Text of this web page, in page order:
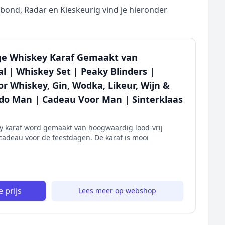
Radar en Kieskeurig vind je hieronder
Whiskey Karaf Gemaakt van
| Whiskey Set | Peaky Blinders |
Whiskey, Gin, Wodka, Likeur, Wijn &
Man | Cadeau Voor Man | Sinterklaas
karaf word gemaakt van hoogwaardig lood-vrij
voor de feestdagen. De karaf is mooi
prijs Lees meer op webshop